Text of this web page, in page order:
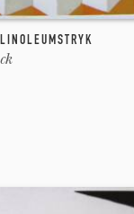
LINOLEUMSTRYK